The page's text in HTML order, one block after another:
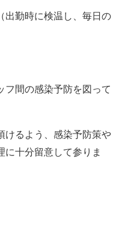
出勤時に検温し、毎日の
フ間の感染予防を図って
けるよう、感染予防策や
に十分留意して参りま